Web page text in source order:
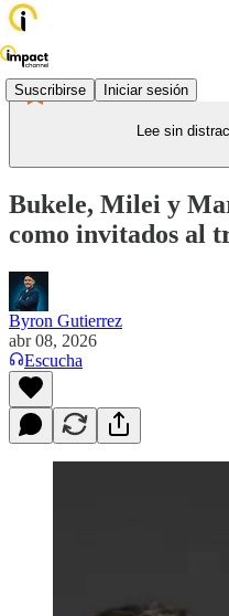
Suscribirse Iniciar sesión
Lee sin
Bukele, Milei y
como invitados al
Byron Gutierrez
abr 08, 2026
Escucha